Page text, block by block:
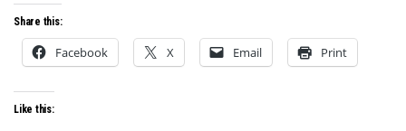
Share this:
Facebook X Email Print
Like this: